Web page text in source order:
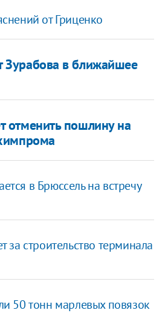
от Гриценко
в ближайшее
отменить пошлину на
в Брюссель на встречу
за строительство терминала
50 тонн марлевых повязок